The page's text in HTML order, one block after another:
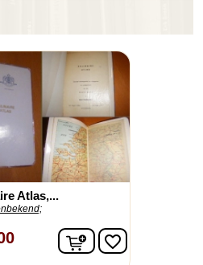
Atlas,...
In winkelwagen
favorite_border